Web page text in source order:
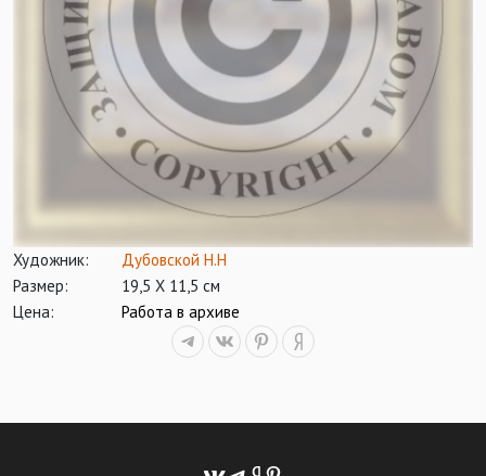
Художник:
Дубовской Н.Н
Размер:
19,5 Х 11,5 см
Цена:
Работа в архиве